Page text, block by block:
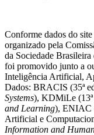
Conforme dados do
organizado pela
da Sociedade
foi promovido junto a
Inteligência Artificial,
Dados: BRACIS (35ª
Systems), KDMiLe (13ª
and Learning), ENIAC
Artificial e
Information and